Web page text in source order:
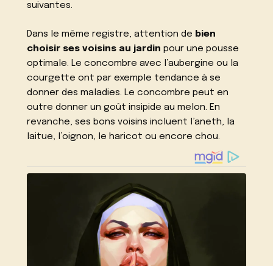
suivantes.
Dans le même registre, attention de bien
choisir ses voisins au jardin pour une pousse
optimale. Le concombre avec l’aubergine ou la
courgette ont par exemple tendance à se
donner des maladies. Le concombre peut en
outre donner un goût insipide au melon. En
revanche, ses bons voisins incluent l’aneth, la
laitue, l’oignon, le haricot ou encore chou.